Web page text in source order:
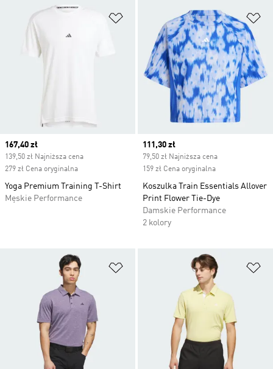
Dodaj do listy życzeń
Current price
167,40 zł
139,50 zł Najniższa cena
279 zł Cena oryginalna
Yoga Premium Training T-Shirt
Męskie Performance
Current price
111,30 zł
79,50 zł Najniższa cena
159 zł Cena oryginalna
Koszulka Train Essentials Allover
Print Flower Tie-Dye
Damskie Performance
2 kolory
Dodaj do listy życzeń